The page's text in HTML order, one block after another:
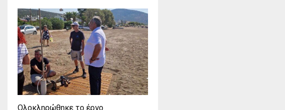
Ολοκληρώθηκε το έργο